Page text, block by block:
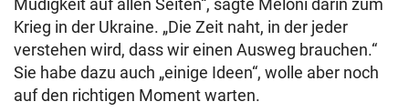
Müdigkeit auf allen Seiten“, sagte Meloni darin zum
Krieg in der Ukraine. „Die Zeit naht, in der jeder
verstehen wird, dass wir einen Ausweg brauchen.“
Sie habe dazu auch „einige Ideen“, wolle aber noch
auf den richtigen Moment warten.